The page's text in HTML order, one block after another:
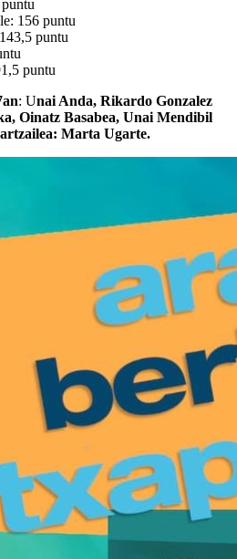
156 puntu
puntu
puntu
: Unai Anda, Rikardo Gonzalez
Oinatz Basabea, Unai Mendibil
Marta Ugarte.